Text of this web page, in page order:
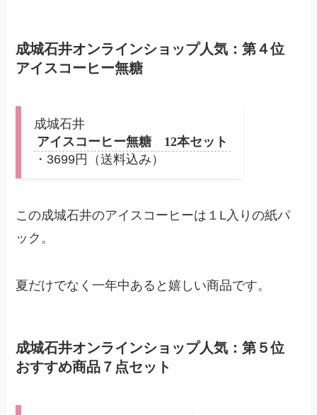
成城石井オンラインショップ人気：第４位
アイスコーヒー無糖
成城石井
アイスコーヒー無糖 12本セット
・3699円（送料込み）
この成城石井のアイスコーヒーは１L入りの紙パ
ック。
夏だけでなく一年中あると嬉しい商品です。
成城石井オンラインショップ人気：第５位
おすすめ商品７点セット